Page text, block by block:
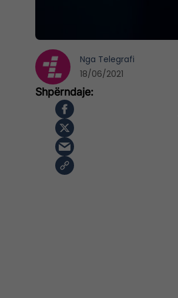
Nga Telegrafi
18/06/2021